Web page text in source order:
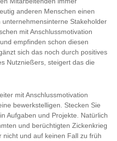
anderen Menschen einen
Stakeholder
mit Anschlussmotivation
empfinden schon diesen
sich das noch durch positives
Nutznießers, steigert das die
mit Anschlussmotivation
bewerkstelligen. Stecken Sie
Aufgaben und Projekte. Natürlich
und berüchtigten Zickenkrieg
und auf keinen Fall zu früh